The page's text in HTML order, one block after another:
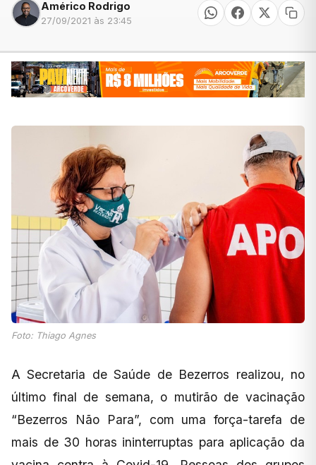
Américo Rodrigo
27/09/2021 às 23:45
Foto: Thiago Agnes
A Secretaria de Saúde de Bezerros realizou, no
último final de semana, o mutirão de vacinação
“Bezerros Não Para”, com uma força-tarefa de
mais de 30 horas ininterruptas para aplicação da